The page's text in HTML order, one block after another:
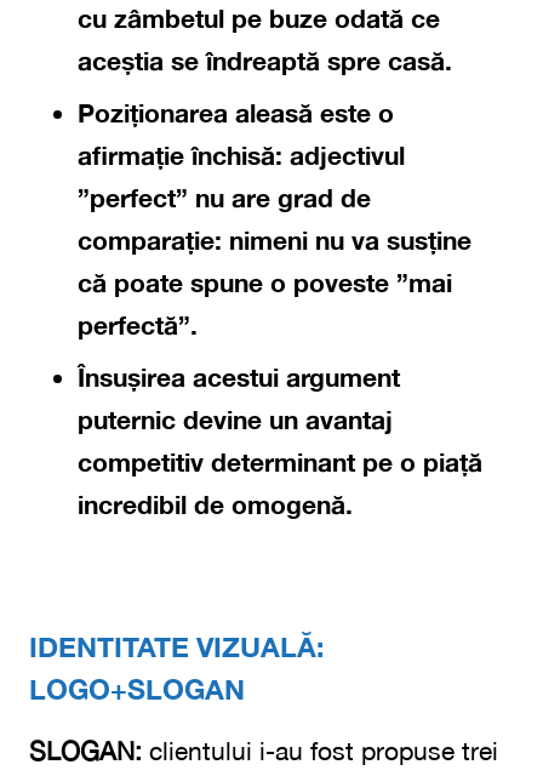
cu zâmbetul pe buze odată ce
aceștia se îndreaptă spre casă.
Poziționarea aleasă este o
afirmație închisă: adjectivul
”perfect” nu are grad de
comparație: nimeni nu va susține
că poate spune o poveste ”mai
perfectă”.
Însușirea acestui argument
puternic devine un avantaj
competitiv determinant pe o piață
incredibil de omogenă.
IDENTITATE VIZUALĂ:
LOGO+SLOGAN
SLOGAN: clientului i-au fost propuse trei